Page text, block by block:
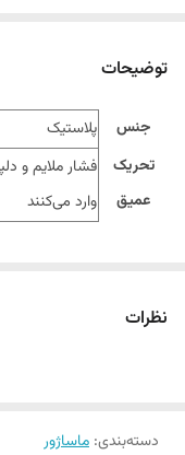
توضیحات
جنس
پلاستیک
تحریک
عمیق
وارد می‌کنند
نظرات
دسته‌بندی: ماساژور